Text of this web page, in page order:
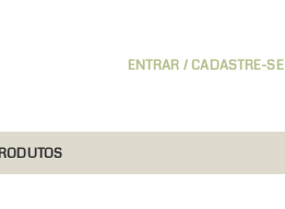
ENTRAR / CADASTRE-SE